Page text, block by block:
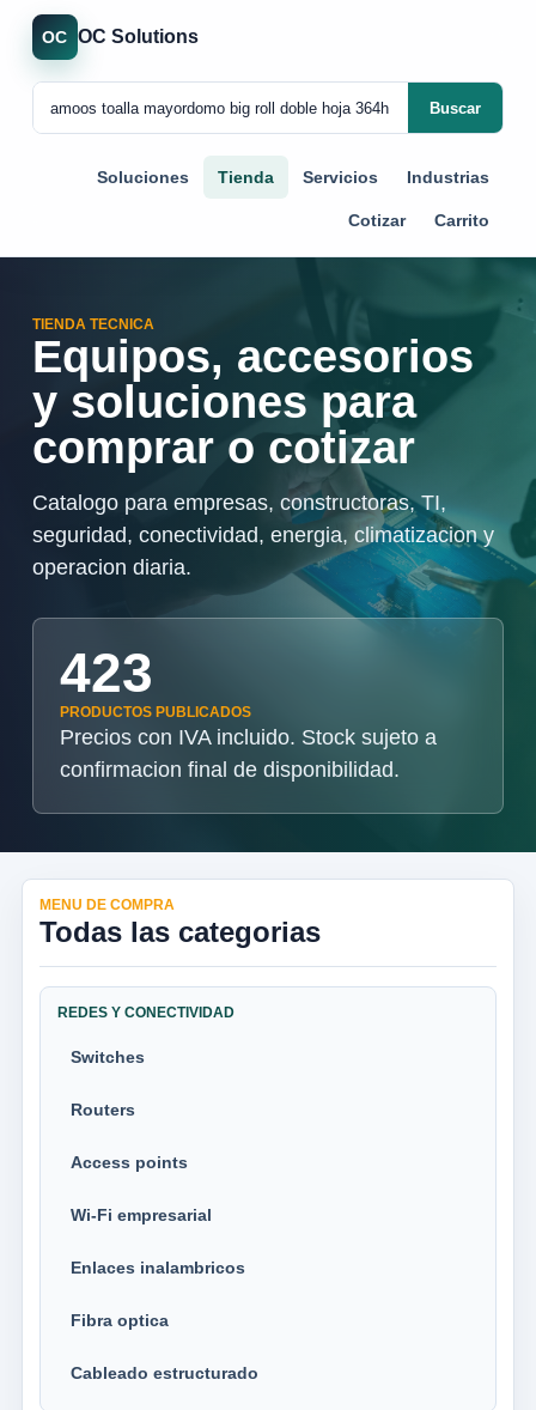
OC OC Solutions
Buscar
Soluciones Tienda Servicios Industrias
Cotizar Carrito
TIENDA TECNICA
Equipos, accesorios
y soluciones para
comprar o cotizar
Catalogo para empresas, constructoras, TI,
seguridad, conectividad, energia, climatizacion y
operacion diaria.
423
PRODUCTOS PUBLICADOS
Precios con IVA incluido. Stock sujeto a
confirmacion final de disponibilidad.
MENU DE COMPRA
Todas las categorias
REDES Y CONECTIVIDAD
Switches
Routers
Access points
Wi-Fi empresarial
Enlaces inalambricos
Fibra optica
Cableado estructurado